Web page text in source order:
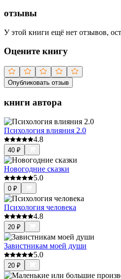
отзывы
У этой книги ещё нет отзывов,
Оцените книгу
Опубликовать отзыв
книги автора
Психология влияния 2.0
4.8
40 ₽
Новогодние сказки
5.0
0 ₽
Психология человека
4.8
20 ₽
Завистникам моей души
5.0
20 ₽